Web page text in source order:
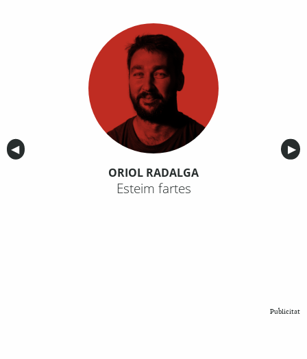
Anterior
◀︎ ▶︎
ORIOL RADALGA
Esteim fartes
Publicitat